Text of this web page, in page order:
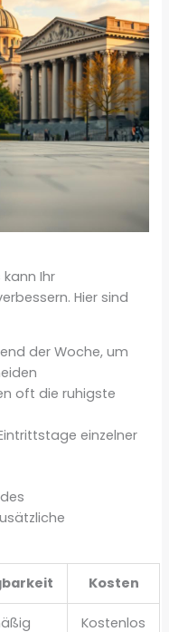
Ihr
Hier sind
der Woche, um
oft die ruhigste
einzelner
Kosten
Kostenlos